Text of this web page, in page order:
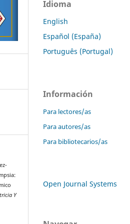
Y
Idioma
English
Español (España)
Português (Portugal)
Información
Para lectores/as
Para autores/as
Para bibliotecarios/as
Open Journal Systems